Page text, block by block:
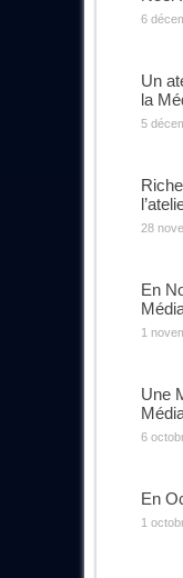
6
Un
la
5
28
En
1
Une
6
En
1